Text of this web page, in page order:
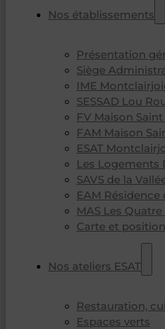
Nos établissements
Présentation
Siège
IME
SESSAD Lou
FV Maison
FAM Maison
ESAT
Les Logements
SAVS de la
EAM Résidence
MAS Les Quatre
Carte et position
Nos ateliers ESAT
Restauration,
Espaces verts